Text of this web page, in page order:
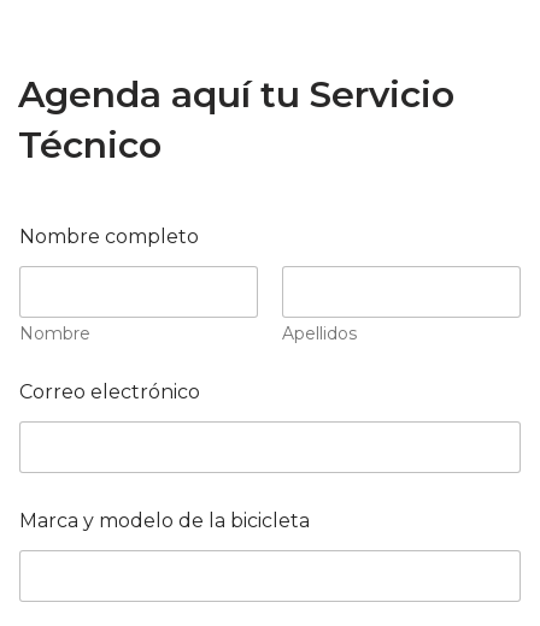
Agenda aquí tu Servicio
Técnico
Nombre completo
Nombre Apellidos
Correo electrónico
T
i
o
Marca y modelo de la bicicleta